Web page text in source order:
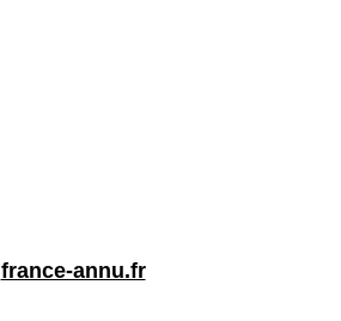
france-annu.fr